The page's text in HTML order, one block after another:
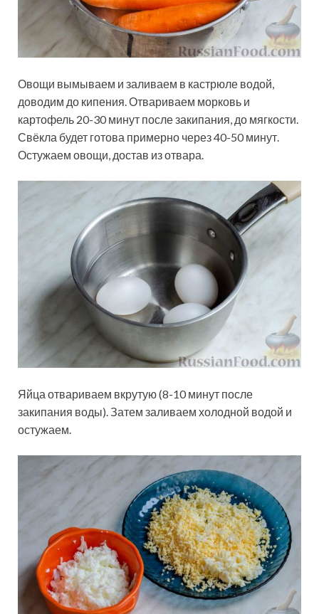
Овощи вымываем и заливаем в кастрюле водой,
доводим до кипения. Отвариваем морковь и
картофель 20-30 минут после закипания, до мягкости.
Свёкла будет готова примерно через 40-50 минут.
Остужаем овощи, достав из отвара.
Яйца отвариваем вкрутую (8-10 минут после
закипания воды). Затем заливаем холодной водой и
остужаем.